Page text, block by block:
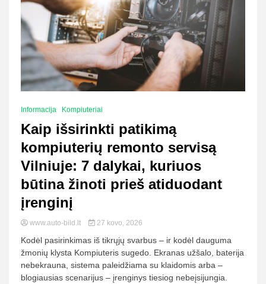
Informacija Kompiuteriai
Kaip išsirinkti patikimą
kompiuterių remonto servisą
Vilniuje: 7 dalykai, kuriuos
būtina žinoti prieš atiduodant
įrenginį
www.auto-bild.lt 27 kovo, 2026
Kodėl pasirinkimas iš tikrųjų svarbus – ir kodėl dauguma
žmonių klysta Kompiuteris sugedo. Ekranas užšalo, baterija
nebekrauna, sistema paleidžiama su klaidomis arba –
blogiausias scenarijus – įrenginys tiesiog nebeįsijungia.